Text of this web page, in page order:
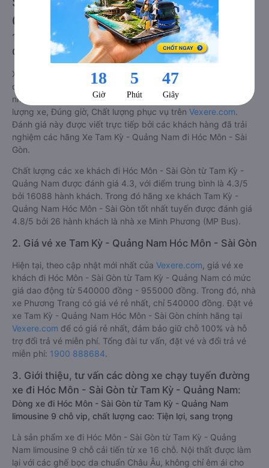
08/2026
1. Về chất lượng, review, đánh giá nhà xe Tam Kỳ -
Quảng Nam Hóc Môn - Sài Gòn
Xe đi Hóc Môn - Sài Gòn từ Tam Kỳ - Quảng Nam tốt nhất
được phân loại chất lượng dựa trên đánh giá từ 1 đến 5 (1: tệ
nhất, 5: tốt nhất) của khách hàng với các tiêu chí như: Chất
lượng xe, Đúng giờ, Chất lượng phục vụ trên Vexere.com.
Đánh giá này được viết trực tiếp bởi các khách hàng đã trải
nghiệm các hãng Xe Tam Kỳ - Quảng Nam đi Hóc Môn - Sài
Gòn.
Chất lượng các xe khách đi Hóc Môn - Sài Gòn từ Tam Kỳ -
Quảng Nam được đánh giá 4.3, với điểm trung bình là 4.3/5
bởi 16088 hành khách. Trong đó hãng xe khách Tam Kỳ -
Quảng Nam Hóc Môn - Sài Gòn tốt nhất tuyến được đánh giá
4.8/5 bởi 26 hành khách là nhà xe Minh Phương (MP Bus).
2. Giá vé xe Tam Kỳ - Quảng Nam Hóc Môn - Sài Gòn
Hiện tại, theo cập nhật mới nhất của Vexere.com , giá vé xe
khách đi Hóc Môn - Sài Gòn từ Tam Kỳ - Quảng Nam có mức
giá dao động từ 540000 đồng - 955000 đồng. Trong đó, nhà
xe Phương Trang có giá vé rẻ nhất, chỉ 540000 đồng. Đặt vé
xe Tam Kỳ - Quảng Nam Hóc Môn - Sài Gòn chính hãng tại
Vexere.com để có giá rẻ nhất, đảm bảo giữ chỗ 100% và hỗ
trợ đổi trả vé miễn phí. Tổng đài tư vấn, đặt vé và đổi trả vé
miễn phí: 1900 888684.
3. Giới thiệu, tư vấn các dòng xe chạy tuyến đường
xe đi Hóc Môn - Sài Gòn từ Tam Kỳ - Quảng Nam:
Dòng xe đi Hóc Môn - Sài Gòn từ Tam Kỳ - Quảng Nam
limousine 9 chỗ vip, chất lượng cao: Tiện lợi, sang trọng
Là sản phẩm xe đi Hóc Môn - Sài Gòn từ Tam Kỳ - Quảng
Nam limousine 9 chỗ cải tiến từ xe 16 chỗ. Nội thất được làm
lại với các ghế bọc da chuẩn Châu Âu, không chỉ êm ái cho